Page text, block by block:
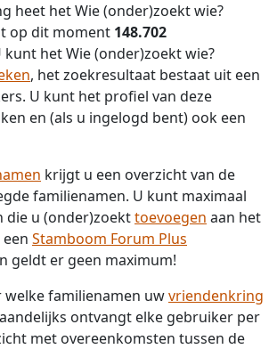
heet het Wie (onder)zoekt wie?
op dit moment 148.702
het Wie (onder)zoekt wie?
, het zoekresultaat bestaat uit een
U kunt het profiel van deze
en (als u ingelogd bent) ook een
krijgt u een overzicht van de
familienamen. U kunt maximaal
die u (onder)zoekttoevoegen aan het
Stamboom Forum Plus
geldt er geen maximum!
welke familienamen uwvriendenkring
ontvangt elke gebruiker per
met overeenkomsten tussen de